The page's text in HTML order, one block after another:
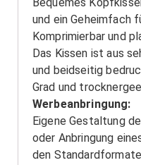
Bequemes
und ein Geheimfach
Komprimierbar und
Das Kissen ist aus
und beidseitig
Grad und
Werbeanbringung:
Eigene Gestaltung
oder Anbringung
den